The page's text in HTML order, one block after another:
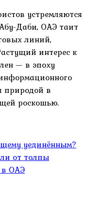
устремляются
Даби, ОАЭ таит
линий,
интерес к
— в эпоху
природой в
роскошью.
уединённым?
от толпы
в ОАЭ